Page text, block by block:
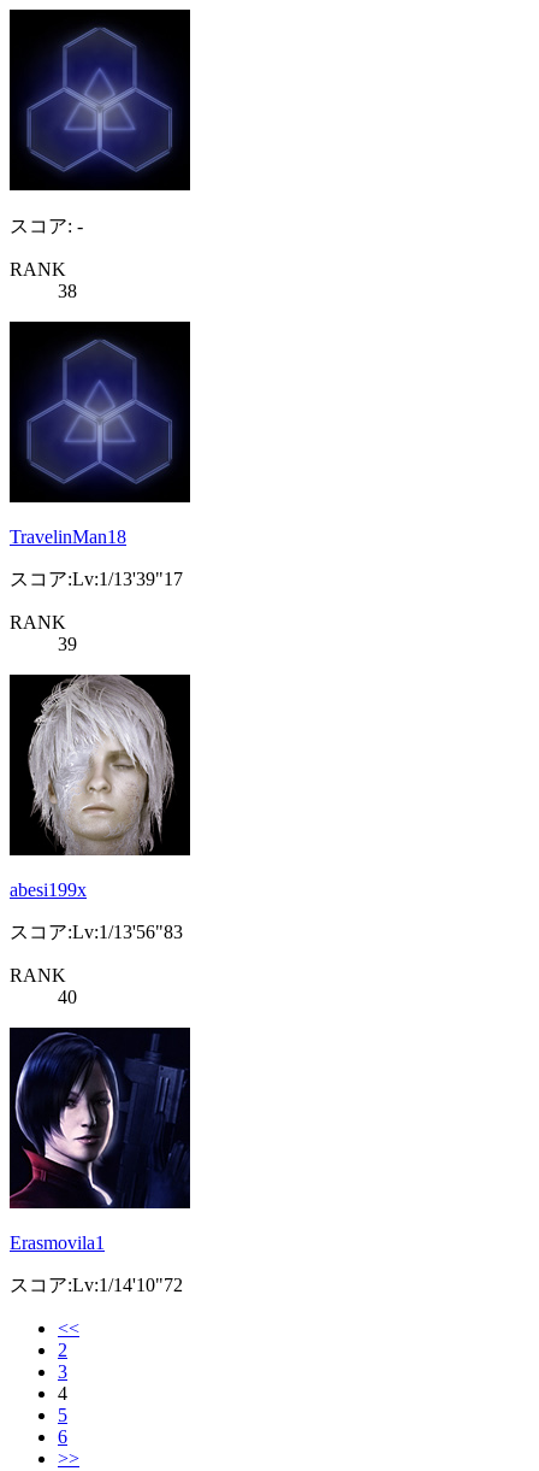
スコア: -
RANK
38
TravelinMan18
スコア:Lv:1/13'39"17
RANK
39
abesi199x
スコア:Lv:1/13'56"83
RANK
40
Erasmovila1
スコア:Lv:1/14'10"72
<<
2
3
4
5
6
>>